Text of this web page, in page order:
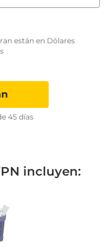
están en Dólares
45 días
incluyen: